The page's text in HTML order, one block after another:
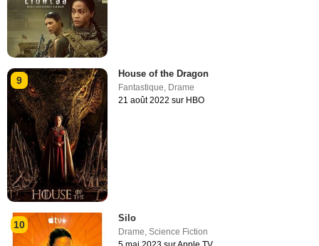
9
House of the Dragon
Fantastique, Drame
21 août 2022 sur HBO
10
Silo
Drame,Science Fiction